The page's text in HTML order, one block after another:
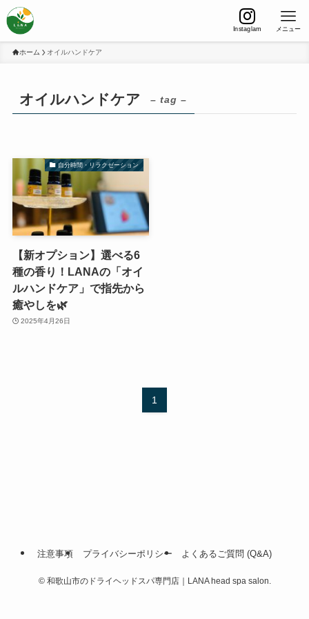
Instaglam メニュー
ホーム オイルハンドケア
オイルハンドケア – tag –
自分時間・リラクゼーション
【新オプション】選べる6
種の香り！LANAの「オイ
ルハンドケア」で指先から
癒やしを🌿
2025年4月26日
1
注意事項 プライバシーポリシー よくあるご質問 (Q&A)
©和歌山市のドライヘッドスパ専門店｜LANA head spa salon.